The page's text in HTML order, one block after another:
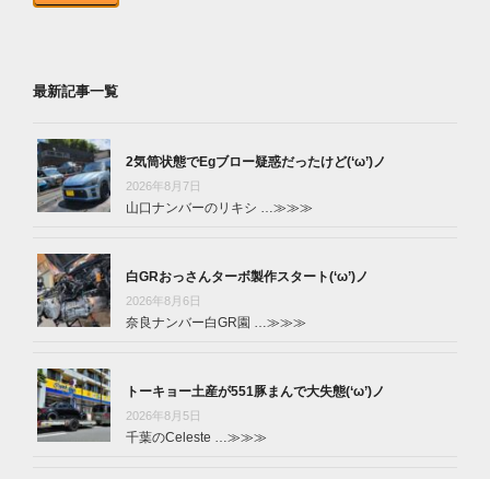
最新記事一覧
2気筒状態でEgブロー疑惑だったけど(‘ω’)ノ
2026年8月7日
山口ナンバーのリキシ … ≫≫≫
白GRおっさんターボ製作スタート(‘ω’)ノ
2026年8月6日
奈良ナンバー白GR園 … ≫≫≫
トーキョー土産が551豚まんで大失態(‘ω’)ノ
2026年8月5日
千葉のCeleste … ≫≫≫